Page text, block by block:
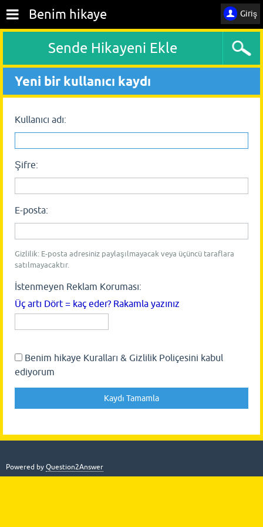
Giriş
Benim hikaye
Sende Hikayeni Ekle
Yeni bir kullanıcı kaydı
Kullanıcı adı:
Şifre:
E-posta:
Gizlilik: E-posta adresiniz paylaşılmayacak veya üçüncü taraflara
satılmayacaktır.
İstenmeyen Reklam Koruması:
Üç artı Dört = kaç eder? Rakamla yazınız
Benim hikaye Kuralları & Gizlilik Poliçesini kabul
ediyorum
Powered by Question2Answer